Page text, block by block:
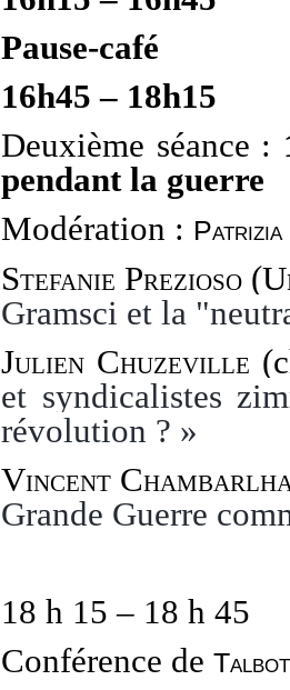
Pause-café
16h45 – 18h15
Deuxième séance :
pendant la guerre
Modération :
Stefanie Prezioso
Gramsci et la
Julien Chuzeville
et syndicalistes
révolution ? »
Vincent
Grande Guerre
18 h 15 – 18 h 45
Conférence de